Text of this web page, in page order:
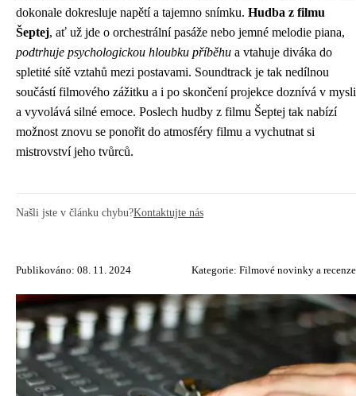
dokonale dokresluje napětí a tajemno snímku. Hudba z filmu
Šeptej, ať už jde o orchestrální pasáže nebo jemné melodie piana,
podtrhuje psychologickou hloubku příběhu a vtahuje diváka do
spletité sítě vztahů mezi postavami. Soundtrack je tak nedílnou
součástí filmového zážitku a i po skončení projekce doznívá v mysli
a vyvolává silné emoce. Poslech hudby z filmu Šeptej tak nabízí
možnost znovu se ponořit do atmosféry filmu a vychutnat si
mistrovství jeho tvůrců.
Našli jste v článku chybu?Kontaktujte nás
Publikováno: 08. 11. 2024 Kategorie: Filmové novinky a recenze